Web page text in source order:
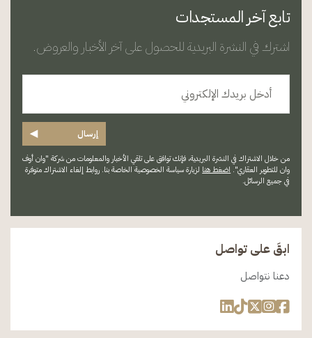
تابع آخر المستجدات
اشترك في النشرة البريدية للحصول على آخر الأخبار والعروض.
إرسال ◀
من خلال الاشتراك في النشرة البريدية، فإنك توافق على تلقي الأخبار والمعلومات من شركة "وان أوف
وان للتطوير العقاري". اضغط هنا لزيارة سياسة الخصوصية الخاصة بنا. روابط إلغاء الاشتراك متوفرة
في جميع الرسائل.
ابقَ على تواصل
دعنا نتواصل